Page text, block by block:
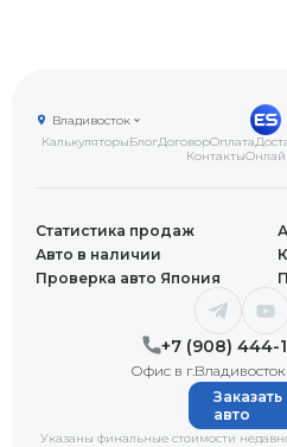
КалькуляторыБлогДоговорОплата
Контакты
Владивосток
+7 (908) 444-
Офис в г.Владивосток
Статистика продаж
Авто в наличии
Проверка авто Япония
Указаны финальные стоимости
Заказать
авто